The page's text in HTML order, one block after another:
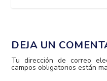
DEJA UN
Tu dirección de correo
campos obligatorios están